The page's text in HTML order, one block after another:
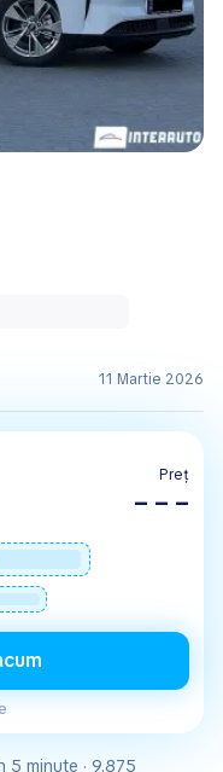
11 Martie 2026
Preț
– – –
5 minute · 9.875